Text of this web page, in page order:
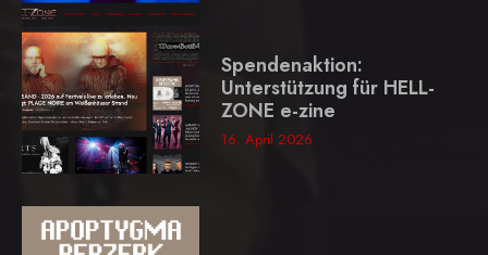
Spendenaktion:
Unterstützung für HELL-
ZONE e-zine
16. April 2026